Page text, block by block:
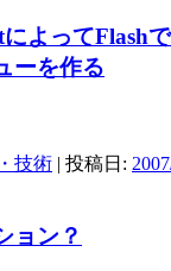
よってFlash
ーを作る
技術 | 投稿日:
ョン？